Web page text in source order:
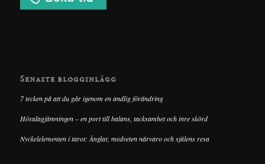
Senaste blogginlägg
7 tecken på att du går igenom en andlig förändring
Höstdagjämningen – en port till balans, tacksamhet och inre skörd
Nyckelelementen i tarot: Änglar, medveten närvaro och själens resa